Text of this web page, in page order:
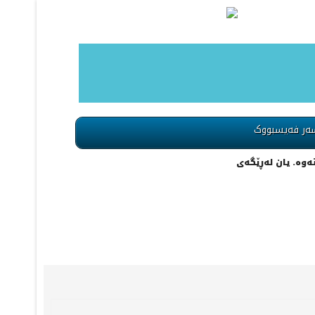
فەیسبووک